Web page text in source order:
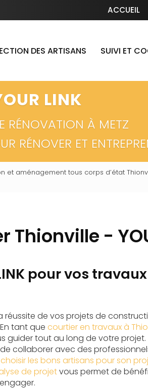
Navigation secondaire
ACCUEIL
DES ARTISANS SUIVI ET
LINK
RÉNOVATION À METZ
RÉNOVER ET
et aménagement tous corps d’état
-
pour vos
réussite de vos projets de
tant que courtier en travaux à
guider tout au long de votre projet.
collaborer avec des
les bons artisans pour son
de projetvous permet de